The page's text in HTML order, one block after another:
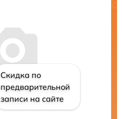
Скидка по
предварительной
записи на сайте